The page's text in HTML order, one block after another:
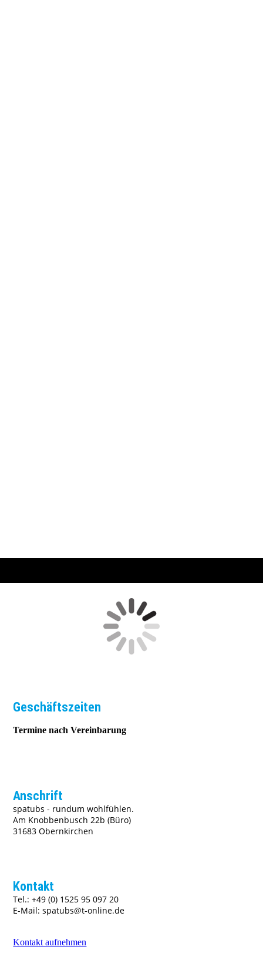
Geschäftszeiten
Termine nach Vereinbarung
Anschrift
spatubs - rundum wohlfühlen.
Am Knobbenbusch 22b (Büro)
31683 Obernkirchen
Kontakt
Tel.: +49 (0) 1525 95 097 20
E-Mail: spatubs@t-online.de
Kontakt aufnehmen